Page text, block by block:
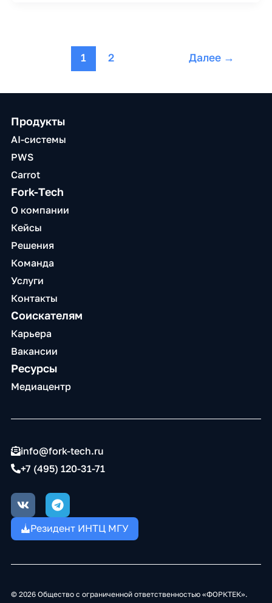
1 2 Далее →
Продукты
AI-системы
PWS
Carrot
Fork-Tech
О компании
Кейсы
Решения
Команда
Услуги
Контакты
Соискателям
Карьера
Вакансии
Ресурсы
Медиацентр
info@fork-tech.ru
+7 (495) 120-31-71
V
k
T
e
l
e
Резидент ИНТЦ МГУ
© 2026 Общество с ограниченной ответственностью «ФОРКТЕК».